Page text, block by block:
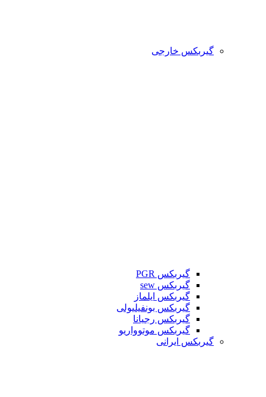
گیربکس خارجی
گیربکس PGR
گیربکس sew
گیربکس ایلماز
گیربکس بونفیلیولی
گیربکس رجیانا
گیربکس موتوواریو
گیربکس ایرانی